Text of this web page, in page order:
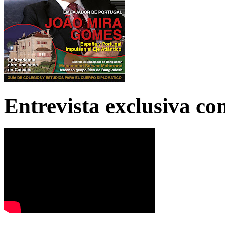
Entrevista exclusiva